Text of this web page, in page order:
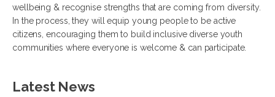
wellbeing & recognise strengths that are coming from diversity.
In the process, they will equip young people to be active
citizens, encouraging them to build inclusive diverse youth
communities where everyone is welcome & can participate.
Latest News